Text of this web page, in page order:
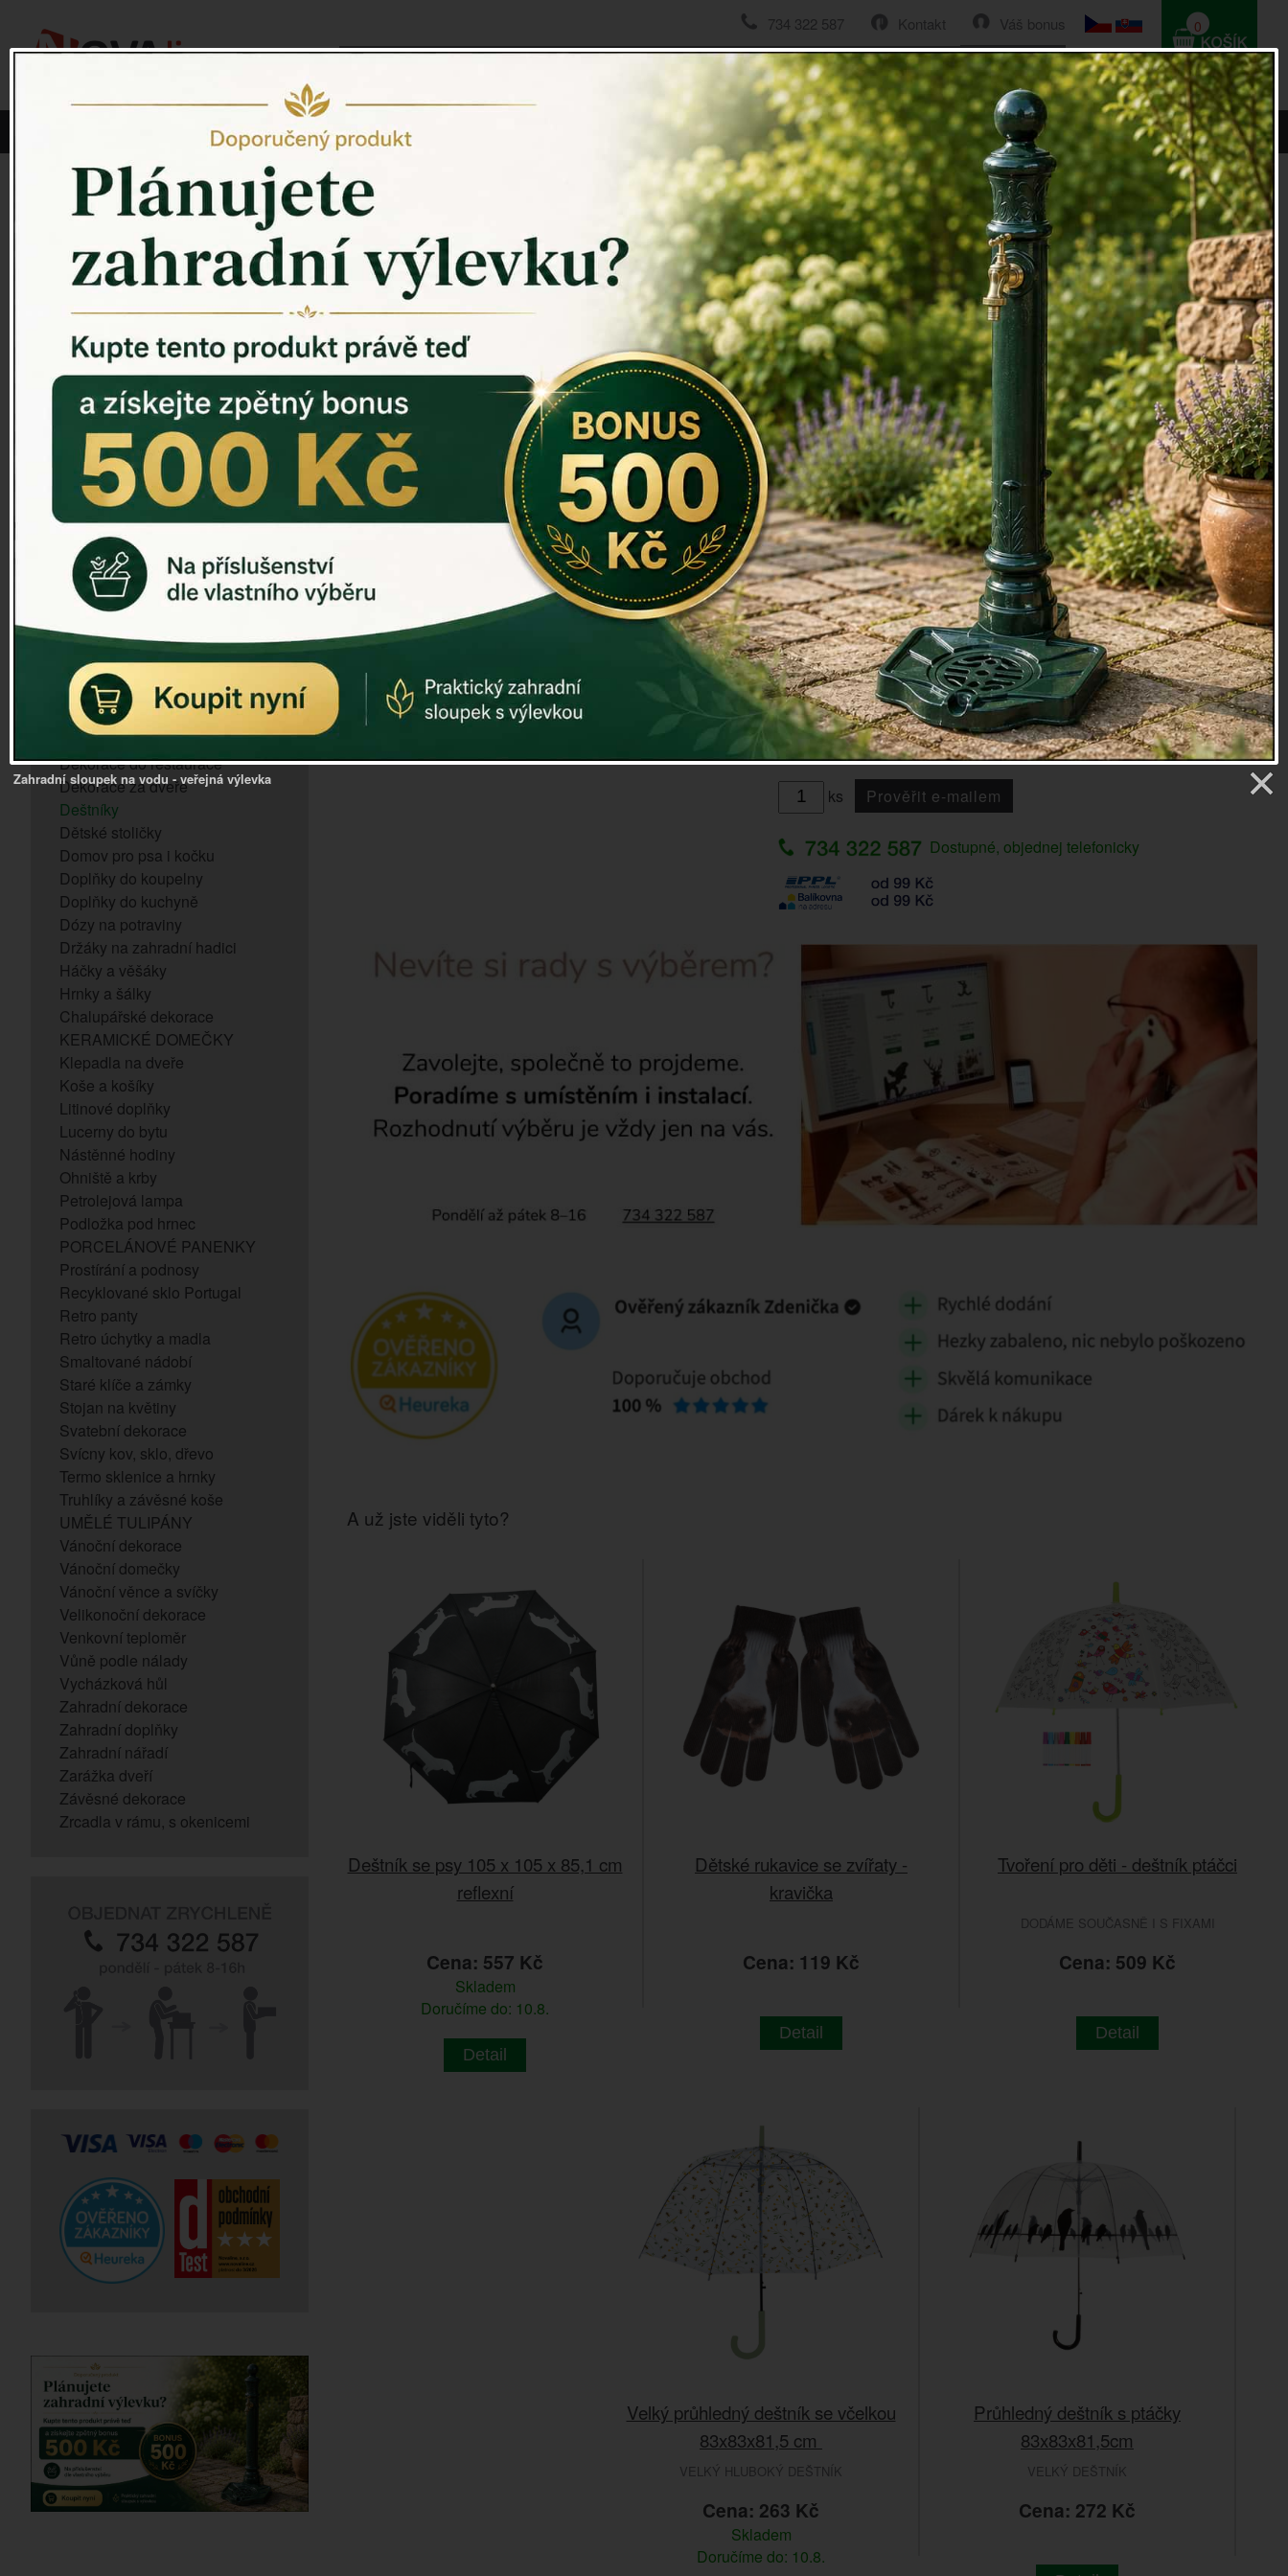
Váš bonus
Kontakt
734 322 587
HLEDAT
0
0 Kč
Vyberte si kategorii: NOVINKY
PÍTKO PRO PTÁKY
ZAHRADNÍ SOCHY
ZAHRADNÍ UMYVADLA
PTAČÍ BUDKY
Litinové škrabáky na boty
DEKORACE NA HROB
RETRO KONZOLE
Domovní čísla - litina
DEKORACE NA ZEĎ
ZVONKOHRA
ZVONY A ZVONKY
PTAČÍ KRMÍTKA
SLUNEČNÍ HODINY
Dózy na brambory a zeleninu
VÝPRODEJ - poslední kusy
Andělé, něžné sošky
Aroma lampy
Buddha soška
BUDKY PRO SÝKORKY
Budky pro vrabce
Bytový textil
Dárky pro muže
Dekorace do bytu
Dekorace do restaurace
Dekorace za dveře
Deštníky
Dětské stoličky
Domov pro psa i kočku
Doplňky do koupelny
Doplňky do kuchyně
Dózy na potraviny
Držáky na zahradní hadici
Háčky a věšáky
Hrnky a šálky
Chalupářské dekorace
KERAMICKÉ DOMEČKY
Klepadla na dveře
Koše a košíky
Litinové doplňky
Lucerny do bytu
Nástěnné hodiny
Ohniště a krby
Petrolejová lampa
Podložka pod hrnec
PORCELÁNOVÉ PANENKY
Prostírání a podnosy
Recyklované sklo Portugal
Retro panty
Retro úchytky a madla
Smaltované nádobí
Staré klíče a zámky
Stojan na květiny
Svatební dekorace
Svícny kov, sklo, dřevo
Termo sklenice a hrnky
Truhlíky a závěsné koše
UMĚLÉ TULIPÁNY
Vánoční dekorace
Vánoční domečky
Vánoční věnce a svíčky
Velikonoční dekorace
Venkovní teploměr
Vůně podle nálady
Vycházková hůl
Zahradní dekorace
Zahradní doplňky
Zahradní nářadí
Zarážka dveří
Závěsné dekorace
Zrcadla v rámu, s okenicemi
Venkovský domov Dětský deštník s motivem slunečnice 102,5x102,5x84cm
Dětský deštník s motivem slunečnice
102,5x102,5x84cm
Deštník s motivem slunečnice.
Hedvábnýdeštník s motivem slunečniceje ideálním společníkem do
deštivých dní. Díky rukojeti s plastovým úchytem skvěle sedí do ruky.
Veselý potisk rozzáří oči nejen dětem, ale i dospělým.
Vhodné pro děti.
Rozměr v cm (ŠxHxV): 102,5x102,5x84.
Materiál: hedvábí, laminát, kov, PP.
Záruka: 2 roky
Kód:E0003-A
Další parametry
Cena: 499 Kč
ks Prověřit e-mailem
Dostupné, objednej telefonicky
A už jste viděli tyto?
Deštník se psy 105 x 105 x 85,1 cm
reflexní
Cena: 557 Kč
Skladem
Doručíme do: 10.8.
Detail
Dětské rukavice se zvířaty -
kravička
Cena: 119 Kč
Detail
Tvoření pro děti - deštník ptáčci
DODÁME SOUČASNĚ I S FIXAMI
Cena: 509 Kč
Detail
Velký průhledný deštník se včelkou
83x83x81,5 cm
VELKÝ HLUBOKÝ DEŠTNÍK
Cena: 263 Kč
Skladem
Doručíme do: 10.8.
Průhledný deštník s ptáčky
83x83x81,5cm
VELKÝ DEŠTNÍK
Cena: 272 Kč
Zahradní sloupek na vodu - veřejná výlevka